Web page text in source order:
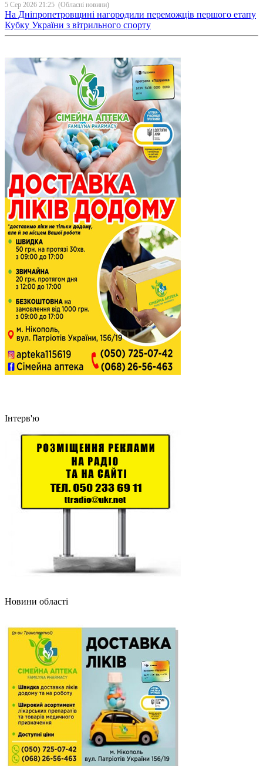
5 Сер 2026 21:25 (Обласні новини)
На Дніпропетровщині нагородили переможців першого етапу
Кубку України з вітрильного спорту
Інтерв'ю
Новини області